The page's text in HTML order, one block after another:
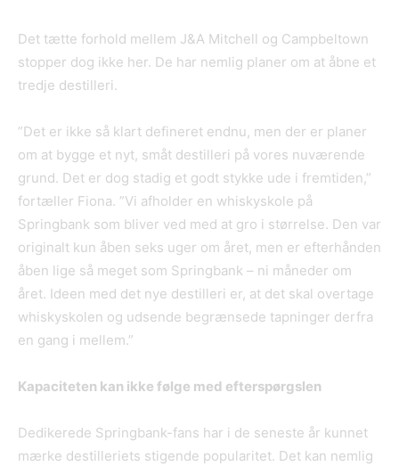
Det tætte forhold mellem J&A Mitchell og Campbeltown
stopper dog ikke her. De har nemlig planer om at åbne et
tredje destilleri.
”Det er ikke så klart defineret endnu, men der er planer
om at bygge et nyt, småt destilleri på vores nuværende
grund. Det er dog stadig et godt stykke ude i fremtiden,”
fortæller Fiona. ”Vi afholder en whiskyskole på
Springbank som bliver ved med at gro i størrelse. Den var
originalt kun åben seks uger om året, men er efterhånden
åben lige så meget som Springbank – ni måneder om
året. Ideen med det nye destilleri er, at det skal overtage
whiskyskolen og udsende begrænsede tapninger derfra
en gang i mellem.”
Kapaciteten kan ikke følge med efterspørgslen
Dedikerede Springbank-fans har i de seneste år kunnet
mærke destilleriets stigende popularitet. Det kan nemlig